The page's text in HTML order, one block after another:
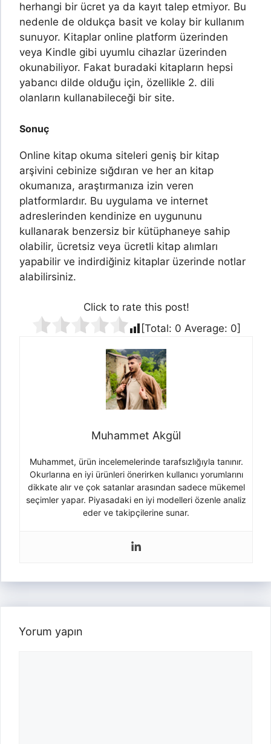
herhangi bir ücret ya da kayıt talep etmiyor. Bu
nedenle de oldukça basit ve kolay bir kullanım
sunuyor. Kitaplar online platform üzerinden
veya Kindle gibi uyumlu cihazlar üzerinden
okunabiliyor. Fakat buradaki kitapların hepsi
yabancı dilde olduğu için, özellikle 2. dili
olanların kullanabileceği bir site.
Sonuç
Online kitap okuma siteleri geniş bir kitap
arşivini cebinize sığdıran ve her an kitap
okumanıza, araştırmanıza izin veren
platformlardır. Bu uygulama ve internet
adreslerinden kendinize en uygununu
kullanarak benzersiz bir kütüphaneye sahip
olabilir, ücretsiz veya ücretli kitap alımları
yapabilir ve indirdiğiniz kitaplar üzerinde notlar
alabilirsiniz.
Click to rate this post!
[Total: 0 Average: 0]
Muhammet Akgül
Muhammet, ürün incelemelerinde tarafsızlığıyla tanınır.
Okurlarına en iyi ürünleri önerirken kullanıcı yorumlarını
dikkate alır ve çok satanlar arasından sadece mükemel
seçimler yapar. Piyasadaki en iyi modelleri özenle analiz
eder ve takipçilerine sunar.
Yorum yapın